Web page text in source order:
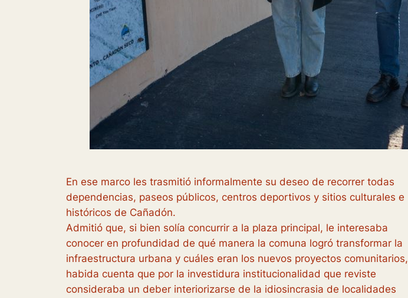
En ese marco les trasmitió informalmente su deseo de recorrer todas
dependencias, paseos públicos, centros deportivos y sitios culturales e
históricos de Cañadón.
Admitió que, si bien solía concurrir a la plaza principal, le interesaba
conocer en profundidad de qué manera la comuna logró transformar la
infraestructura urbana y cuáles eran los nuevos proyectos comunitarios,
habida cuenta que por la investidura institucionalidad que reviste
consideraba un deber interiorizarse de la idiosincrasia de localidades